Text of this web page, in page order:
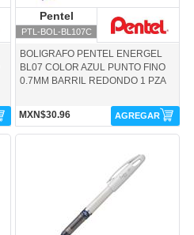
Pentel
PTL-BOL-BL107C
BOLIGRAFO PENTEL ENERGEL
BL07 COLOR AZUL PUNTO FINO
0.7MM BARRIL REDONDO 1 PZA
MXN$30.96 AGREGAR